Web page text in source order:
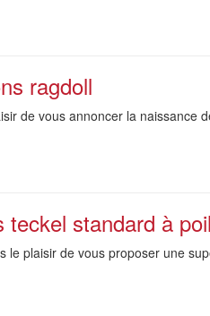
ragdoll
de vous annoncer la naissance
teckel standard à
le plaisir de vous proposer une